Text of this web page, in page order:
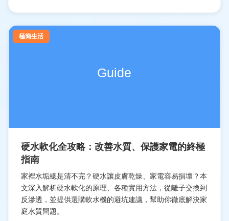
極簡生活
硬水軟化全攻略：改善水質、保護家電的終極
指南
家裡水垢總是清不完？硬水讓皮膚乾燥、家電容易損壞？本
文深入解析硬水軟化的原理、各種實用方法，從離子交換到
反滲透，並提供選購軟水機的避坑建議，幫助你徹底解決家
庭水質問題。